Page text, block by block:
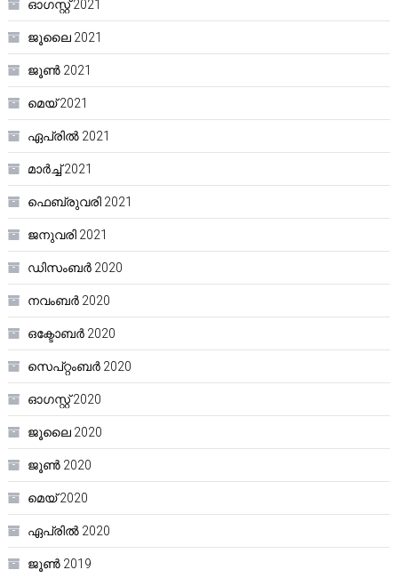
ഓഗസ്റ്റ്‌ 2021
ജൂലൈ 2021
ജൂൺ 2021
മെയ്‌ 2021
ഏപ്രിൽ 2021
മാർച്ച്‌ 2021
ഫെബ്രുവരി 2021
ജനുവരി 2021
ഡിസംബർ 2020
നവംബർ 2020
ഒക്ടോബർ 2020
സെപ്റ്റംബർ 2020
ഓഗസ്റ്റ്‌ 2020
ജൂലൈ 2020
ജൂൺ 2020
മെയ്‌ 2020
ഏപ്രിൽ 2020
ജൂൺ 2019